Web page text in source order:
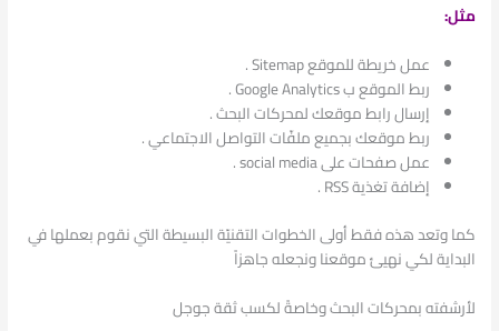
مثل:
عمل خريطة للموقع Sitemap .
ربط الموقع ب Google Analytics .
إرسال رابط موقعك لمحركات البحث .
ربط موقعك بجميع ملفّات التواصل الاجتماعي .
عمل صفحات على social media .
إضافة تغذية RSS .
كما وتعد هذه فقط أولى الخطوات التقنيّة البسيطة التي نقوم بعملها في
البداية لكي نهيئ موقعنا ونجعله جاهزاً
لأرشفته بمحركات البحث وخاصةً لكسب ثقة جوجل